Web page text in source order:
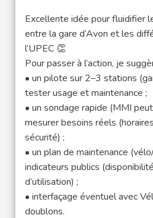
Excellente idée pour fluidifier
entre la gare d’Avon et les
l’UPEC 👏
Pour passer à l’action, je
• un pilote sur 2–3 stations
tester usage et maintenance ;
• un sondage rapide (MMI
mesurer besoins réels
sécurité) ;
• un plan de maintenance
indicateurs publics
d’utilisation) ;
• interfaçage éventuel avec
doublons.